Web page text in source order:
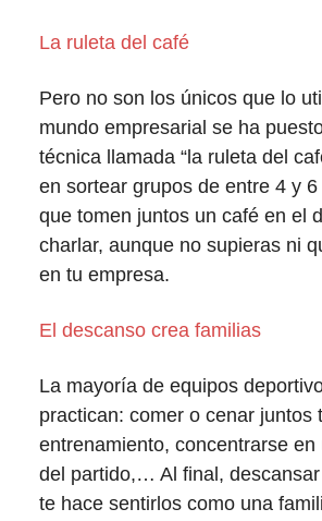
La ruleta del café
Pero no son los únicos que lo
mundo empresarial se ha
técnica llamada “la ruleta del
en sortear grupos de entre 4 y
que tomen juntos un café en el
charlar, aunque no supieras ni
en tu empresa.
El descanso crea familias
La mayoría de equipos
practican: comer o cenar juntos
entrenamiento, concentrarse en
del partido,… Al final,
te hace sentirlos como una